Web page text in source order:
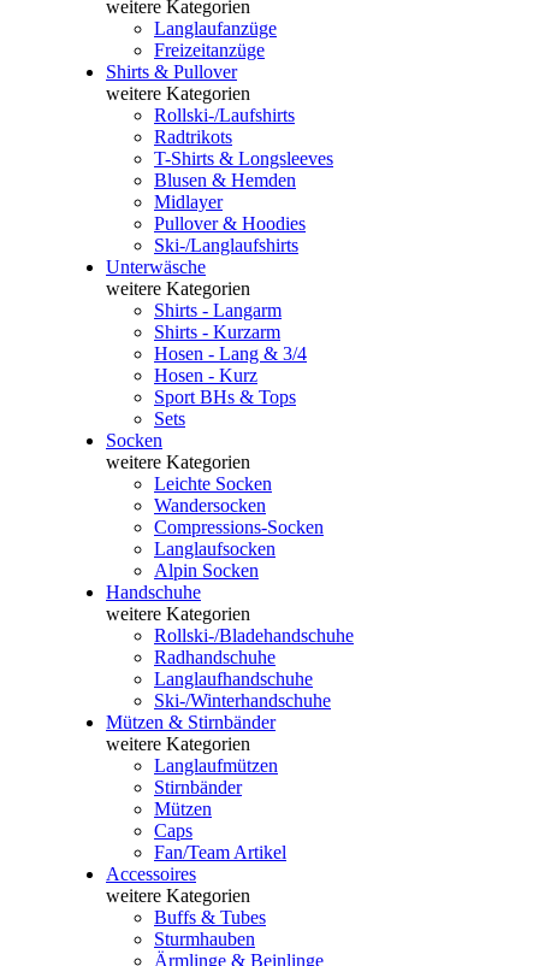
weitere Kategorien
Langlaufanzüge
Freizeitanzüge
Shirts & Pullover
weitere Kategorien
Rollski-/Laufshirts
Radtrikots
T-Shirts & Longsleeves
Blusen & Hemden
Midlayer
Pullover & Hoodies
Ski-/Langlaufshirts
Unterwäsche
weitere Kategorien
Shirts - Langarm
Shirts - Kurzarm
Hosen - Lang & 3/4
Hosen - Kurz
Sport BHs & Tops
Sets
Socken
weitere Kategorien
Leichte Socken
Wandersocken
Compressions-Socken
Langlaufsocken
Alpin Socken
Handschuhe
weitere Kategorien
Rollski-/Bladehandschuhe
Radhandschuhe
Langlaufhandschuhe
Ski-/Winterhandschuhe
Mützen & Stirnbänder
weitere Kategorien
Langlaufmützen
Stirnbänder
Mützen
Caps
Fan/Team Artikel
Accessoires
weitere Kategorien
Buffs & Tubes
Sturmhauben
Ärmlinge & Beinlinge